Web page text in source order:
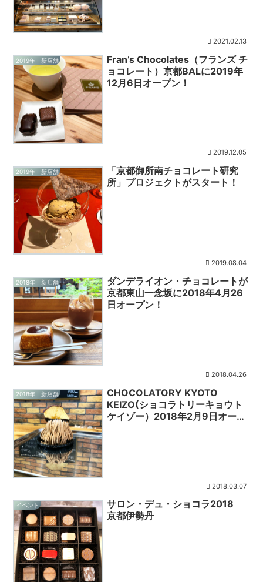
2021.02.13
2019年 新店舗
Fran’s Chocolates（フランズ チ
ョコレート）京都BALに2019年
12月6日オープン！
2019.12.05
2019年 新店舗
「京都御所南チョコレート研究
所」プロジェクトがスタート！
2019.08.04
2018年 新店舗
ダンデライオン・チョコレートが
京都東山一念坂に2018年4月26
日オープン！
2018.04.26
2018年 新店舗
CHOCOLATORY KYOTO
KEIZO(ショコラトリーキョウト
ケイゾー）2018年2月9日オープ
2018.03.07
イベント
サロン・デュ・ショコラ2018
京都伊勢丹